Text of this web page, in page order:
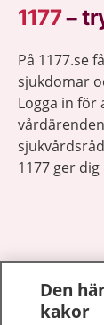
1177–
På 1177.se
sjukdomar
Logga in för
1177 ger
1177 på
Den
kakor